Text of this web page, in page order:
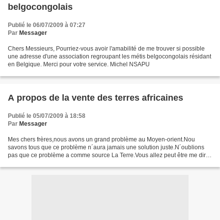
belgocongolais
Publié le 06/07/2009 à 07:27
Par Messager
Chers Messieurs, Pourriez-vous avoir l'amabilité de me trouver si possible
une adresse d'une association regroupant les métis belgocongolais résidant
en Belgique. Merci pour votre service. Michel NSAPU
A propos de la vente des terres africaines
Publié le 05/07/2009 à 18:58
Par Messager
Mes chers frères,nous avons un grand problème au Moyen-orient.Nou
savons tous que ce problème n´aura jamais une solution juste.N´oublions
pas que ce problème a comme source La Terre.Vous allez peut être me dire